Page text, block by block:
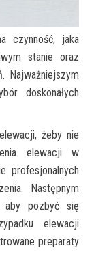
czynność, jaka
stanie oraz
Najważniejszym
doskonałych
żeby nie
elewacji w
profesjonalnych
Następnym
aby pozbyć się
elewacji
preparaty